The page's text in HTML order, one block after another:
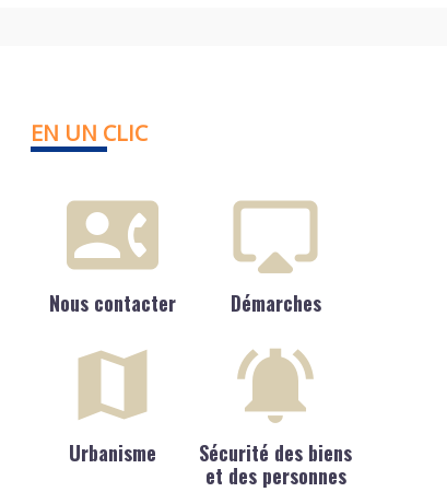
EN UN CLIC
Nous contacter Démarches
Urbanisme
Sécurité des biens
et des personnes